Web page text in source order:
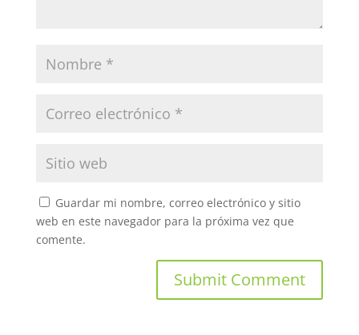
Guardar mi nombre, correo electrónico y sitio
web en este navegador para la próxima vez que
comente.